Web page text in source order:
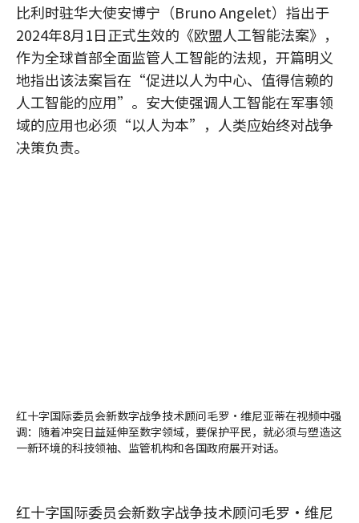
比利时驻华大使安博宁（Bruno Angelet）指出于
2024年8月1日正式生效的《欧盟人工智能法案》，
作为全球首部全面监管人工智能的法规，开篇明义
地指出该法案旨在“促进以人为中心、值得信赖的
人工智能的应用”。安大使强调人工智能在军事领
域的应用也必须“以人为本”，人类应始终对战争
决策负责。
红十字国际委员会新数字战争技术顾问毛罗·维尼亚蒂在视频中强
调：随着冲突日益延伸至数字领域，要保护平民，就必须与塑造这
一新环境的科技领袖、监管机构和各国政府展开对话。
红十字国际委员会新数字战争技术顾问毛罗·维尼